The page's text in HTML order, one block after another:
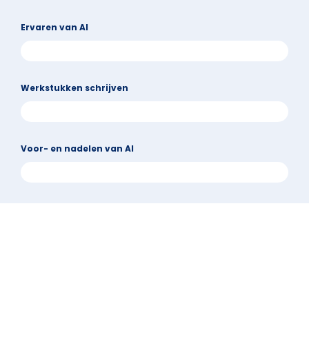
Ervaren van AI
Werkstukken schrijven
Voor- en nadelen van AI